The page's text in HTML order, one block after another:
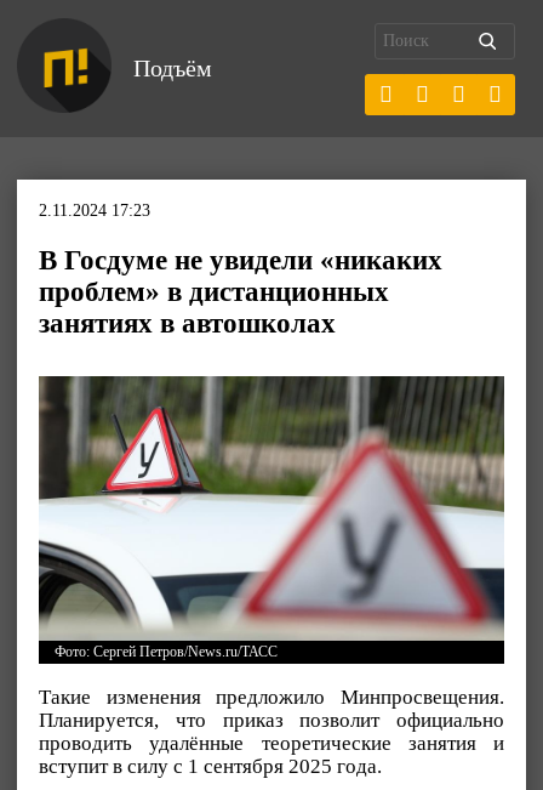
Подъём
2.11.2024 17:23
В Госдуме не увидели «никаких
проблем» в дистанционных
занятиях в автошколах
Фото: Сергей Петров/News.ru/ТАСС
Такие изменения предложило Минпросвещения.
Планируется, что приказ позволит официально
проводить удалённые теоретические занятия и
вступит в силу с 1 сентября 2025 года.